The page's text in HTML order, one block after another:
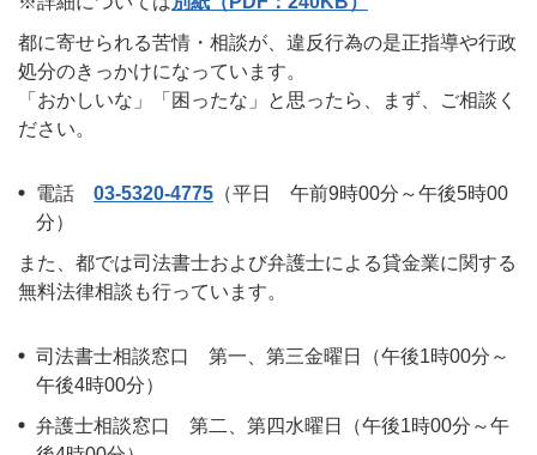
都に寄せられる苦情・相談が、違反行為の是正指導や行政
処分のきっかけになっています。
「おかしいな」「困ったな」と思ったら、まず、ご相談く
ださい。
電話 03-5320-4775 （平日 午前9時00分～午後5時00
分）
また、都では司法書士および弁護士による貸金業に関する
無料法律相談も行っています。
司法書士相談窓口 第一、第三金曜日（午後1時00分～
午後4時00分）
弁護士相談窓口 第二、第四水曜日（午後1時00分～午